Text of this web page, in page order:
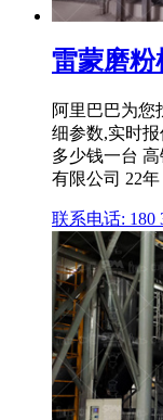
雷蒙磨粉
阿里巴巴为您
细参数,实时
多少钱一台
有限公司 22
联系电话: 180